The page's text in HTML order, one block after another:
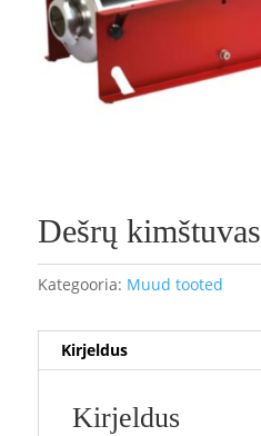
Dešrų
Kategooria: Muud tooted
Kirjeldus
Kirjeldus